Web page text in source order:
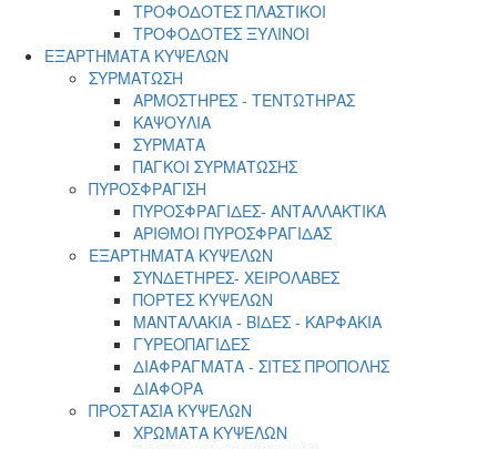
ΤΡΟΦΟΔΟΤΕΣ ΠΛΑΣΤΙΚΟΙ
ΤΡΟΦΟΔΟΤΕΣ ΞΥΛΙΝΟΙ
ΕΞΑΡΤΗΜΑΤΑ ΚΥΨΕΛΩΝ
ΣΥΡΜΑΤΩΣΗ
ΑΡΜΟΣΤΗΡΕΣ - ΤΕΝΤΩΤΗΡΑΣ
ΚΑΨΟΥΛΙΑ
ΣΥΡΜΑΤΑ
ΠΑΓΚΟΙ ΣΥΡΜΑΤΩΣΗΣ
ΠΥΡΟΣΦΡΑΓΙΣΗ
ΠΥΡΟΣΦΡΑΓΙΔΕΣ- ΑΝΤΑΛΛΑΚΤΙΚΑ
ΑΡΙΘΜΟΙ ΠΥΡΟΣΦΡΑΓΙΔΑΣ
ΕΞΑΡΤΗΜΑΤΑ ΚΥΨΕΛΩΝ
ΣΥΝΔΕΤΗΡΕΣ- ΧΕΙΡΟΛΑΒΕΣ
ΠΟΡΤΕΣ ΚΥΨΕΛΩΝ
ΜΑΝΤΑΛΑΚΙΑ - ΒΙΔΕΣ - ΚΑΡΦΑΚΙΑ
ΓΥΡΕΟΠΑΓΙΔΕΣ
ΔΙΑΦΡΑΓΜΑΤΑ - ΣΙΤΕΣ ΠΡΟΠΟΛΗΣ
ΔΙΑΦΟΡΑ
ΠΡΟΣΤΑΣΙΑ ΚΥΨΕΛΩΝ
ΧΡΩΜΑΤΑ ΚΥΨΕΛΩΝ